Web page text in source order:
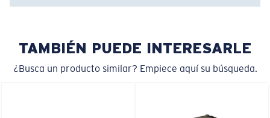
• 100 % algodón
Nombre del modelo:Costa Easy Hat
TAMBIÉN PUEDE INTERESARLE
¿Busca un producto similar? Empiece aquí su búsqueda.